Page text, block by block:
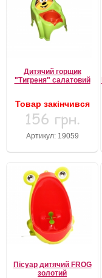
Дитячий горщик
"Тигреня" салатовий
Товар закінчився
156 грн.
Артикул: 19059
Пісуар дитячий FROG
золотий